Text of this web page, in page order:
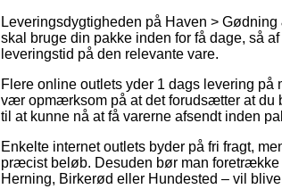
Leveringsdygtigheden på Haven >
skal bruge din pakke inden for få dage, så
leveringstid på den relevante vare.
Flere online outlets yder 1 dags levering
vær opmærksom på at det forudsætter at du
til at kunne nå at få varerne afsendt inden
Enkelte internet outlets byder på fri fragt,
præcist beløb. Desuden bør man foretrække
Herning, Birkerød eller Hundested – vil